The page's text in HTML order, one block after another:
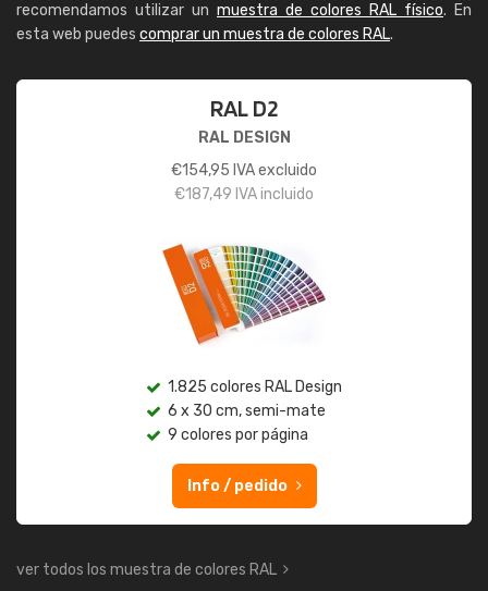
recomendamos utilizar un muestra de colores RAL físico. En
esta web puedes comprar un muestra de colores RAL.
RAL D2
RAL DESIGN
€154,95 IVA excluido
€187,49 IVA incluido
1.825 colores RAL Design
6 x 30 cm, semi-mate
9 colores por página
Info / pedido
ver todos los muestra de colores RAL